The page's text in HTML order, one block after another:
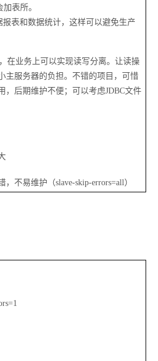
表所。
表和数据统计，这样可以避免生产
在业务上可以实现读写分离。让读操
主服务器的负担。不错的项目，可惜
，后期维护不便；可以考虑JDBC文件
不易维护（slave-skip-errors=all）